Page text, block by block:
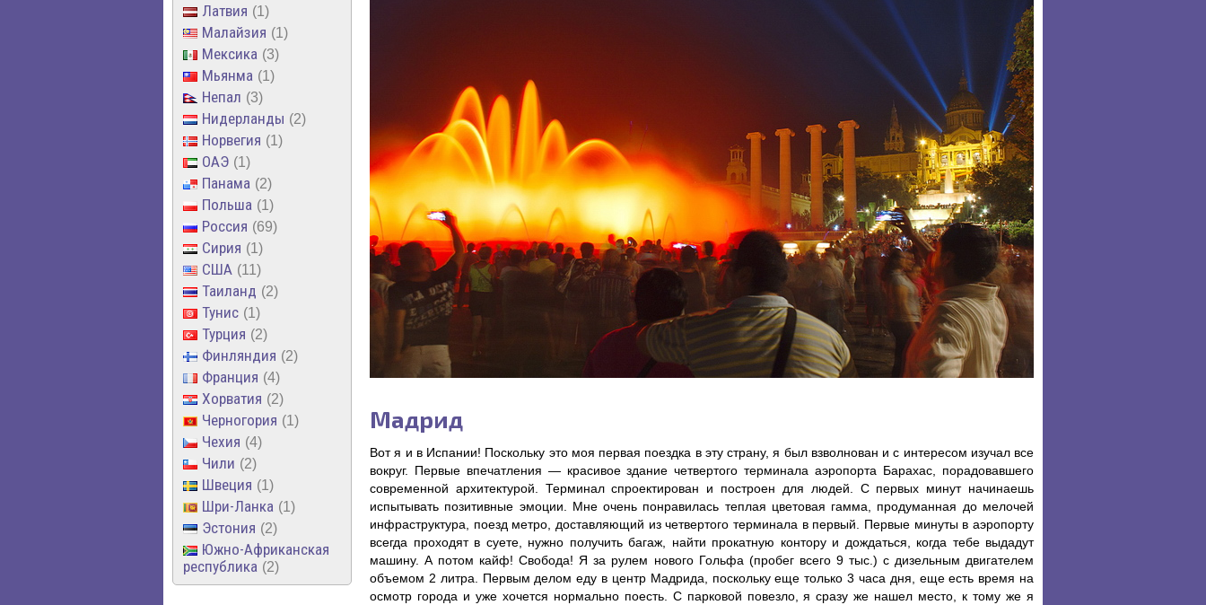
Латвия 1
Малайзия 1
Мексика 3
Мьянма 1
Непал 3
Нидерланды 2
Норвегия 1
ОАЭ 1
Панама 2
Польша 1
Россия 69
Сирия 1
США 11
Таиланд 2
Тунис 1
Турция 2
Финляндия 2
Франция 4
Хорватия 2
Черногория 1
Чехия 4
Чили 2
Швеция 1
Шри-Ланка 1
Эстония 2
Южно-Африканская
республика
2
Мадрид
Вот я и в Испании! Поскольку это моя первая поездка в эту страну, я был взволнован и с интересом изучал все
вокруг. Первые впечатления — красивое здание четвертого терминала аэропорта Барахас, порадовавшего
современной архитектурой. Терминал спроектирован и построен для людей. С первых минут начинаешь
испытывать позитивные эмоции. Мне очень понравилась теплая цветовая гамма, продуманная до мелочей
инфраструктура, поезд метро, доставляющий из четвертого терминала в первый. Первые минуты в аэропорту
всегда проходят в суете, нужно получить багаж, найти прокатную контору и дождаться, когда тебе выдадут
машину. А потом кайф! Свобода! Я за рулем нового Гольфа (пробег всего 9 тыс.) с дизельным двигателем
объемом 2 литра. Первым делом еду в центр Мадрида, поскольку еще только 3 часа дня, еще есть время на
осмотр города и уже хочется нормально поесть. С парковой повезло, я сразу же нашел место, к тому же я